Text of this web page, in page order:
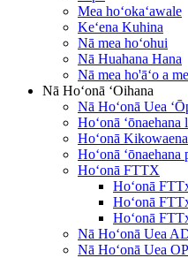
Mea hoʻokaʻawale
Keʻena Kuhina
Nā mea hoʻohui
Nā Huahana Hana
Nā mea ho'āʻo a
Nā Hoʻonā ʻOihana
Nā Hoʻonā Uea
Hoʻonā ʻōnaehana
Hoʻonā
Hoʻonā
Hoʻonā FTTX
Hoʻonā
Hoʻonā
Hoʻonā
Nā Hoʻonā Uea
Nā Hoʻonā Uea